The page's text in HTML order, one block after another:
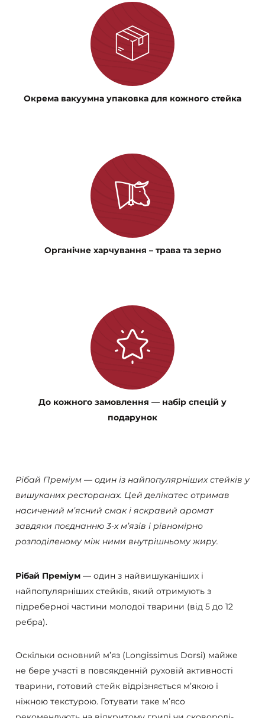
Окрема вакуумна упаковка для кожного стейка
Органічне харчування – трава та зерно
До кожного замовлення — набір спецій у
подарунок
Рібай Преміум — один із найпопулярніших стейків у
вишуканих ресторанах. Цей делікатес отримав
насичений м’ясний смак і яскравий аромат
завдяки поєднанню 3-х м’язів і рівномірно
розподіленому між ними внутрішньому жиру.
Рібай Преміум — один з найвишуканіших і
найпопулярніших стейків, який отримують з
підреберної частини молодої тварини (від 5 до 12
ребра).
Оскільки основний м’яз (Longissimus Dorsi) майже
не бере участі в повсякденній руховій активності
тварини, готовий стейк відрізняється м’якою і
ніжною текстурою. Готувати таке м’ясо